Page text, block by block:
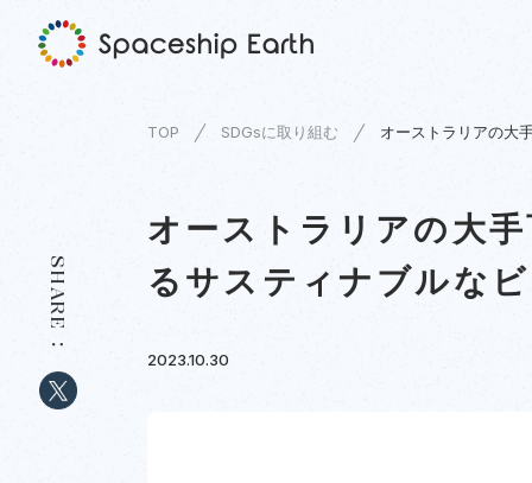
TOP SDGsに取り組む オーストラリアの大
オーストラリアの大
るサスティナブルな
2023.10.30
SHARE